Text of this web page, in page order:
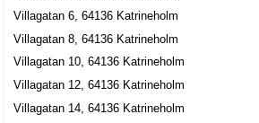
Villagatan 6, 64136 Katrineholm
Villagatan 8, 64136 Katrineholm
Villagatan 10, 64136 Katrineholm
Villagatan 12, 64136 Katrineholm
Villagatan 14, 64136 Katrineholm